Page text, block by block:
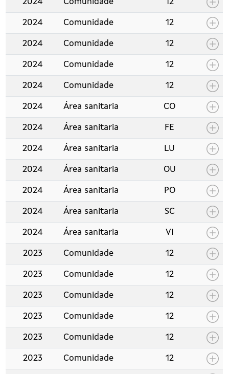
2024 Comunidade 12
2024 Comunidade 12
2024 Comunidade 12
2024 Comunidade 12
2024 Área sanitaria CO
2024 Área sanitaria FE
2024 Área sanitaria LU
2024 Área sanitaria OU
2024 Área sanitaria PO
2024 Área sanitaria SC
2024 Área sanitaria VI
2023 Comunidade 12
2023 Comunidade 12
2023 Comunidade 12
2023 Comunidade 12
2023 Comunidade 12
2023 Comunidade 12